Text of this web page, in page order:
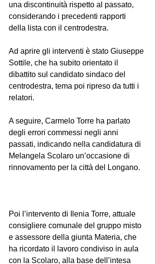
una discontinuità rispetto al passato,
considerando i precedenti rapporti
della lista con il centrodestra.
Ad aprire gli interventi è stato Giuseppe
Sottile, che ha subito orientato il
dibattito sul candidato sindaco del
centrodestra, tema poi ripreso da tutti i
relatori.
A seguire, Carmelo Torre ha parlato
degli errori commessi negli anni
passati, indicando nella candidatura di
Melangela Scolaro un’occasione di
rinnovamento per la città del Longano.
Poi l’intervento di Ilenia Torre, attuale
consigliere comunale del gruppo misto
e assessore della giunta Materia, che
ha ricordato il lavoro condiviso in aula
con la Scolaro, alla base dell’intesa